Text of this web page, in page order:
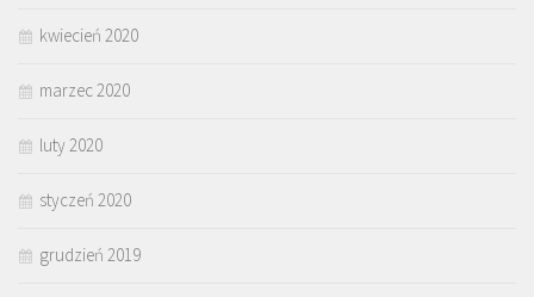
kwiecień 2020
marzec 2020
luty 2020
styczeń 2020
grudzień 2019